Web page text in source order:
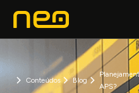
Conteúdos Blog
APS?